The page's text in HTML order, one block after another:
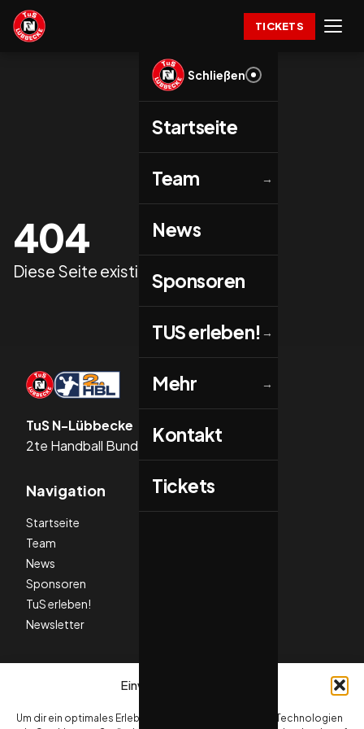
Einwilligung verwalten
Um dir ein optimales Erlebnis zu bieten, verwenden wir Technologien
TICKETS
Schließen
Startseite
Team →
News
Sponsoren
TUS erleben! →
Mehr →
Kontakt
Tickets
404
Diese Seite existiert nicht.
TuS N-Lübbecke
2te Handball Bundesliga
Navigation
Startseite
Team
News
Sponsoren
TuS erleben!
Newsletter
Social Media